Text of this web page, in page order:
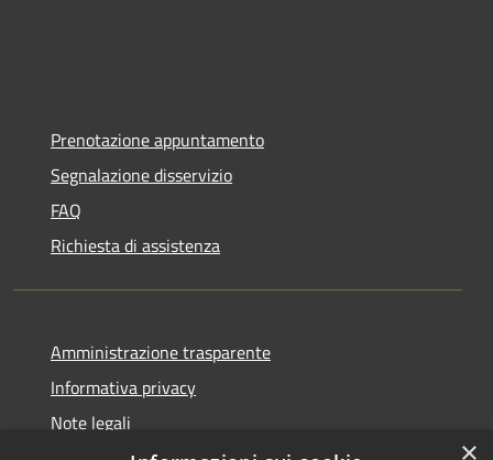
Prenotazione appuntamento
Segnalazione disservizio
FAQ
Richiesta di assistenza
Amministrazione trasparente
Informativa privacy
Note legali
×